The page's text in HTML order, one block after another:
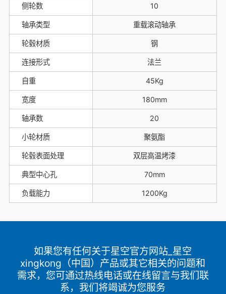
侧轮数 10
轴承类型 重载滚动轴承
轮毂材质 钢
连接形式 法兰
自重 45Kg
宽度 180mm
轴承数 20
小轮材质 聚氨酯
轮毂表面处理 双层高温烤漆
典型中心孔 70mm
负载能力 1200Kg
如果您有任何关于星空官方网站_星空
xingkong（中国）产品或其它相关的问题和
需求，您可通过热线电话或在线留言与我们联
系，我们将竭诚为您服务